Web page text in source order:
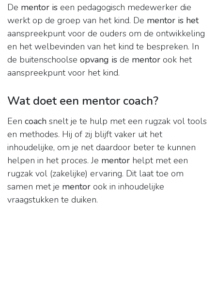
De mentor is een pedagogisch medewerker die
werkt op de groep van het kind. De mentor is het
aanspreekpunt voor de ouders om de ontwikkeling
en het welbevinden van het kind te bespreken. In
de buitenschoolse opvang is de mentor ook het
aanspreekpunt voor het kind.
Wat doet een mentor coach?
Een coach snelt je te hulp met een rugzak vol tools
en methodes. Hij of zij blijft vaker uit het
inhoudelijke, om je net daardoor beter te kunnen
helpen in het proces. Je mentor helpt met een
rugzak vol (zakelijke) ervaring. Dit laat toe om
samen met je mentor ook in inhoudelijke
vraagstukken te duiken.